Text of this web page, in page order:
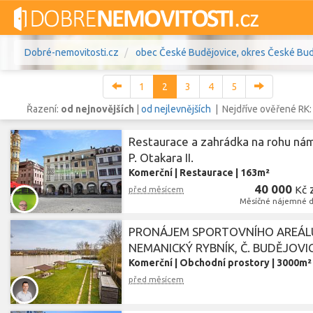
Dobré-nemovitosti.cz obec České Budějovice, okres České
Vše Byty Domy Pozemky
Lokalita obec České Budějovice,
Lokalita
Cena
1 2 3 4
5
Řazení: od nejnovějších od nejlevnějších | Nejdříve ověřené RK:
Restaurace a zahrádka na rohu
P. Otakara II.
Komerční Restaurace 163m²
před měsícem 40 000 Kč
Měsíčné nájemné
PRONÁJEM SPORTOVNÍHO
NEMANICKÝ RYBNÍK, Č.
Komerční Obchodní prostory 3000m²
před měsícem